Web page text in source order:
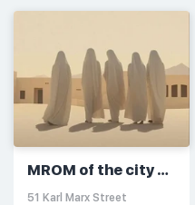
MROM of the city of
Elektrostal
51 Karl Marx Street